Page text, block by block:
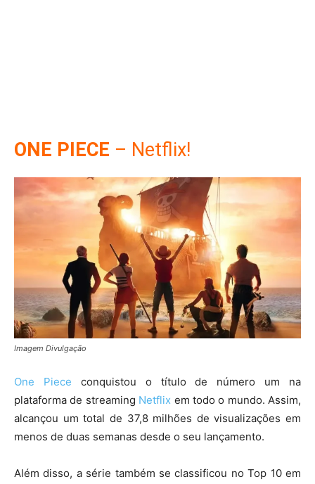
ONE PIECE – Netflix!
Imagem Divulgação
One Piece conquistou o título de número um na
plataforma de streaming Netflix em todo o mundo. Assim,
alcançou um total de 37,8 milhões de visualizações em
menos de duas semanas desde o seu lançamento.
Além disso, a série também se classificou no Top 10 em